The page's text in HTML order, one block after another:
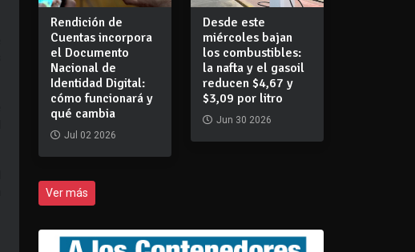
Rendición de
Cuentas incorpora
el Documento
Nacional de
Identidad Digital:
cómo funcionará y
qué cambia
Jul 02 2026
Desde este
miércoles bajan
los combustibles:
la nafta y el gasoil
reducen $4,67 y
$3,09 por litro
Jun 30 2026
Ver más